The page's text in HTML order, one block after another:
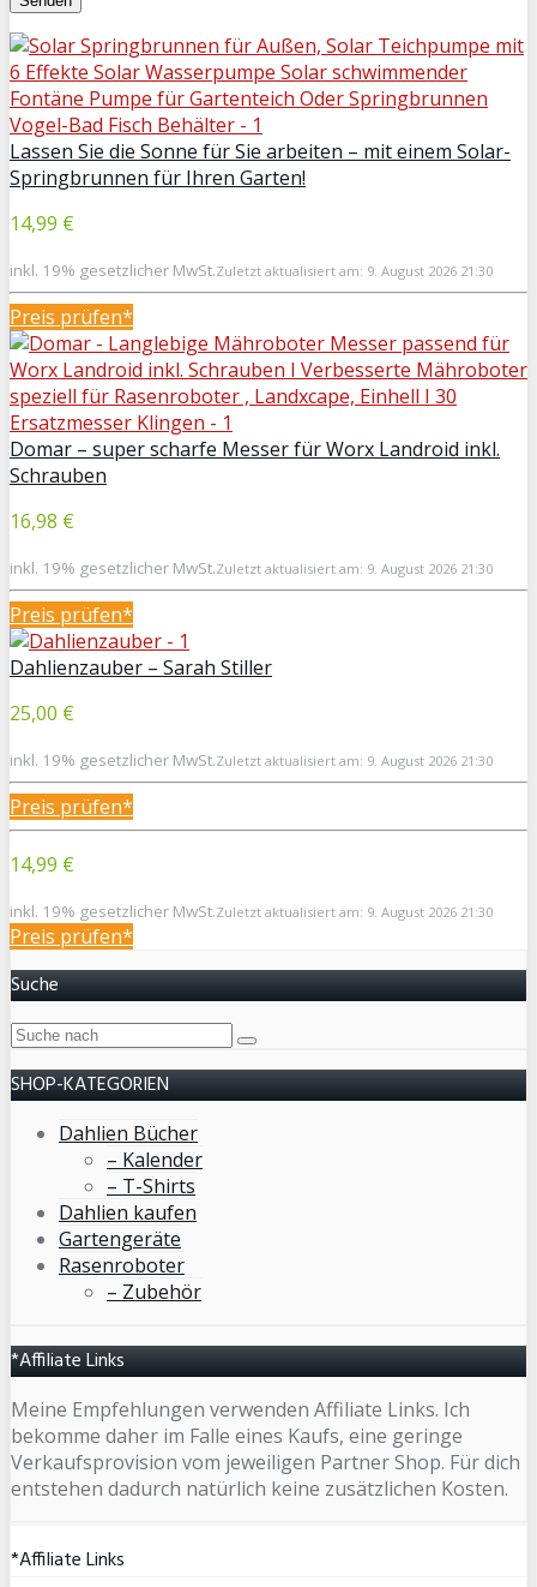
Lassen Sie die Sonne für Sie arbeiten – mit einem Solar-
Springbrunnen für Ihren Garten!
14,99 €
inkl. 19% gesetzlicher MwSt.Zuletzt aktualisiert am: 9. August 2026 21:30
Preis prüfen*
Domar – super scharfe Messer für Worx Landroid inkl.
Schrauben
16,98 €
inkl. 19% gesetzlicher MwSt.Zuletzt aktualisiert am: 9. August 2026 21:30
Preis prüfen*
Dahlienzauber – Sarah Stiller
25,00 €
inkl. 19% gesetzlicher MwSt.Zuletzt aktualisiert am: 9. August 2026 21:30
Preis prüfen*
14,99 €
inkl. 19% gesetzlicher MwSt.Zuletzt aktualisiert am: 9. August 2026 21:30
Preis prüfen*
Suche
SHOP-KATEGORIEN
Dahlien Bücher
– Kalender
– T-Shirts
Dahlien kaufen
Gartengeräte
Rasenroboter
– Zubehör
*Affiliate Links
Meine Empfehlungen verwenden Affiliate Links. Ich
bekomme daher im Falle eines Kaufs, eine geringe
Verkaufsprovision vom jeweiligen Partner Shop. Für dich
entstehen dadurch natürlich keine zusätzlichen Kosten.
*Affiliate Links